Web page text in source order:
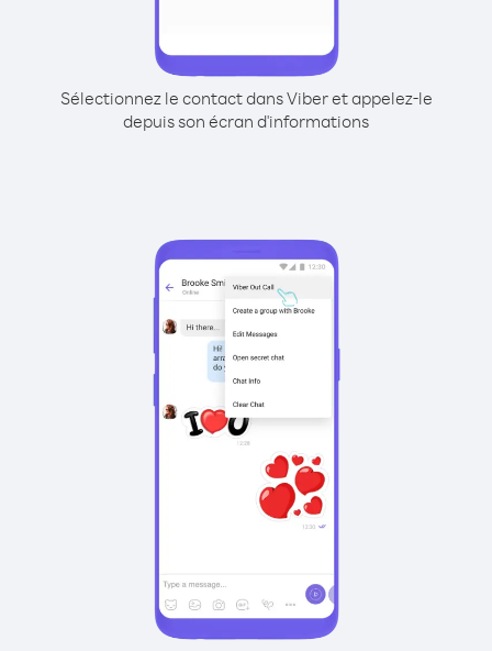
Sélectionnez le contact dans Viber et appelez-le
depuis son écran d'informations